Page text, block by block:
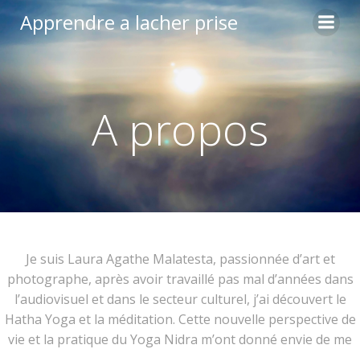
Aller
au
contenu
Apprendre a lacher prise
A propos
Je suis Laura Agathe Malatesta, passionnée d’art et
photographe, après avoir travaillé pas mal d’années dans
l’audiovisuel et dans le secteur culturel, j’ai découvert le
Hatha Yoga et la méditation. Cette nouvelle perspective de
vie et la pratique du Yoga Nidra m’ont donné envie de me